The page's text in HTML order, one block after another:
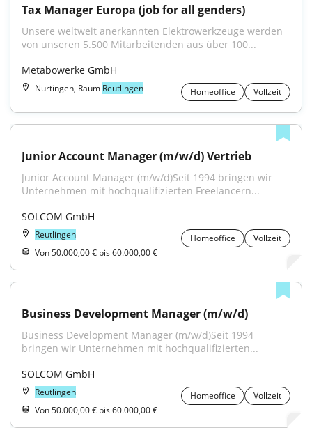
Tax Manager Europa (job for all genders)
Unsere weltweit anerkannten Elektrowerkzeuge werden
von unseren 5.500 Mitarbeitenden aus über 100...
Metabowerke GmbH
Nürtingen, Raum Reutlingen Homeoffice Vollzeit
Junior Account Manager (m/w/d) Vertrieb
Junior Account Manager (m/w/d)Seit 1994 bringen wir
Unternehmen mit hochqualifizierten Freelancern...
SOLCOM GmbH
Reutlingen Homeoffice
Vollzeit
Von 50.000,00 € bis 60.000,00 €
Business Development Manager (m/w/d)
Business Development Manager (m/w/d)Seit 1994
bringen wir Unternehmen mit hochqualifizierten...
SOLCOM GmbH
Reutlingen Homeoffice
Vollzeit
Von 50.000,00 € bis 60.000,00 €